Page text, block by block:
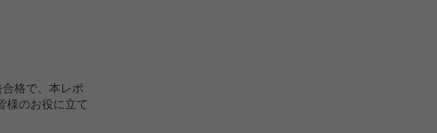
格で、本レポ
様のお役に立て